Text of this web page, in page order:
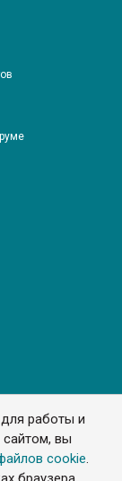
для работы и
сайтом, вы
cookie.